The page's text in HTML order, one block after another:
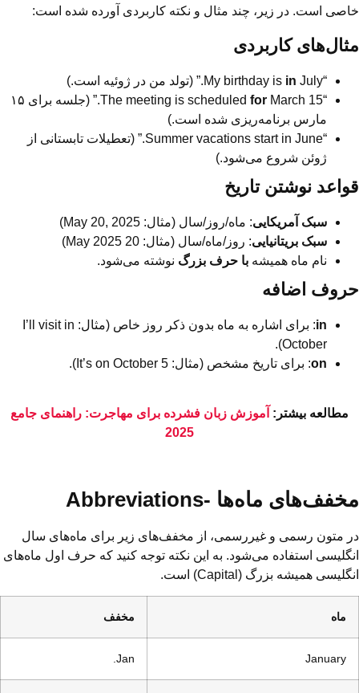
خاصی است. در زیر، چند مثال و نکته کاربردی آورده شده است:
مثال‌های کاربردی
“My birthday is
in July.” (تولد من در ژوئیه است.)
“The meeting is scheduled
for
March 15.” (جلسه برای ۱۵
مارس برنامه‌ریزی شده است.)
“Summer vacations start in June.” (تعطیلات تابستانی از
ژوئن شروع می‌شود.)
قواعد نوشتن تاریخ
سبک آمریکایی: ماه/روز/سال (مثال: May 20, 2025)
سبک بریتانیایی: روز/ماه/سال (مثال: 20 May 2025)
نام ماه همیشه با حرف بزرگ نوشته می‌شود.
حروف اضافه
in
: برای اشاره به ماه بدون ذکر روز خاص (مثال: I’ll visit in
October).
on: برای تاریخ مشخص (مثال: It’s on October 5).
مطالعه بیشتر: آموزش زبان فشرده برای مهاجرت: راهنمای جامع
2025
مخفف‌های ماه‌ها -Abbreviations
در متون رسمی و غیررسمی، از مخفف‌های زیر برای ماه‌های سال
انگلیسی استفاده می‌شود. به این نکته توجه کنید که حرف اول ماه‌های
انگلیسی همیشه بزرگ (Capital) است.
ماه مخفف
January
Jan.